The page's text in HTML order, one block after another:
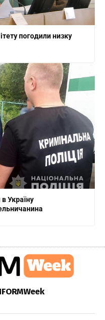
погодили низку
Україну